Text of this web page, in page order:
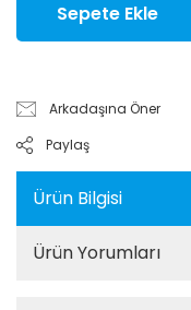
Sepete Ekle
Arkadaşına Öner
Paylaş
Ürün Bilgisi
Ürün Yorumları